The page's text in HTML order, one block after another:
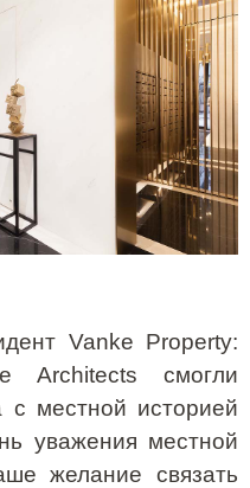
Vanke Property:
Architects
смогли
с местной историей
уважения местной
желание связать